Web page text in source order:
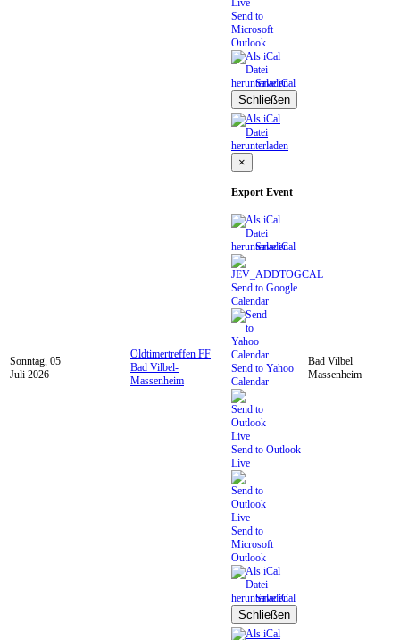
Send to
Microsoft
Outlook
Save iCal
Schließen
Sonntag, 05
Juli 2026
Oldtimertreffen FF
Bad Vilbel-
Massenheim
×
Export Event
Save iCal
Send to Google
Calendar
Send to Yahoo
Calendar
Send to Outlook
Live
Send to
Microsoft
Outlook
Save iCal
Schließen
Bad Vilbel
Massenheim